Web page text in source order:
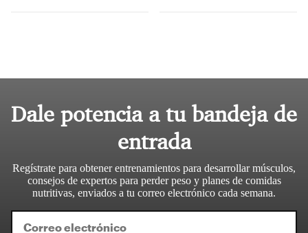
Dale potencia a tu bandeja de
entrada
Regístrate para obtener entrenamientos para desarrollar músculos,
consejos de expertos para perder peso y planes de comidas
nutritivas, enviados a tu correo electrónico cada semana.